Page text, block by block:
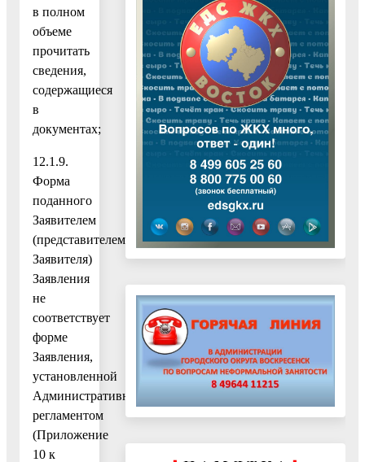
в полном
объеме
прочитать
сведения,
содержащиеся
в
документах;
12.1.9.
Форма
поданного
Заявителем
(представителем
Заявителя)
Заявления
не
соответствует
форме
Заявления,
установленной
Административным
регламентом
(Приложение
10 к